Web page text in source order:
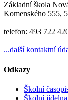
Základní škola
Komenského 555,
telefon: 493 722
...další kontaktní
Odkazy
Školní
Školní jídelna